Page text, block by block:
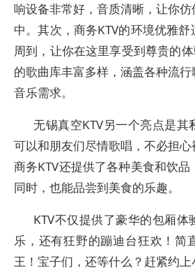
响设备非常好，音质清晰，让你
中。其次，商务KTV的环境优雅
周到，让你在这里享受到尊贵的
的歌曲库丰富多样，涵盖各种流
音乐需求。
无锡真空KTV另一个亮点是其
可以和朋友们尽情歌唱，不必担心
商务KTV还提供了各种美食和饮
同时，也能品尝到美食的乐趣。
KTV不仅提供了豪华的包厢体
乐，还有狂野的蹦迪台狂欢！简
王！宝子们，还等什么？赶紧约